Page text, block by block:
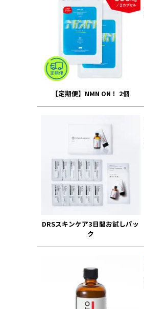
【定期便】NMN ON！ 2個
DRSスキンケア3日間お試しパッ
ク